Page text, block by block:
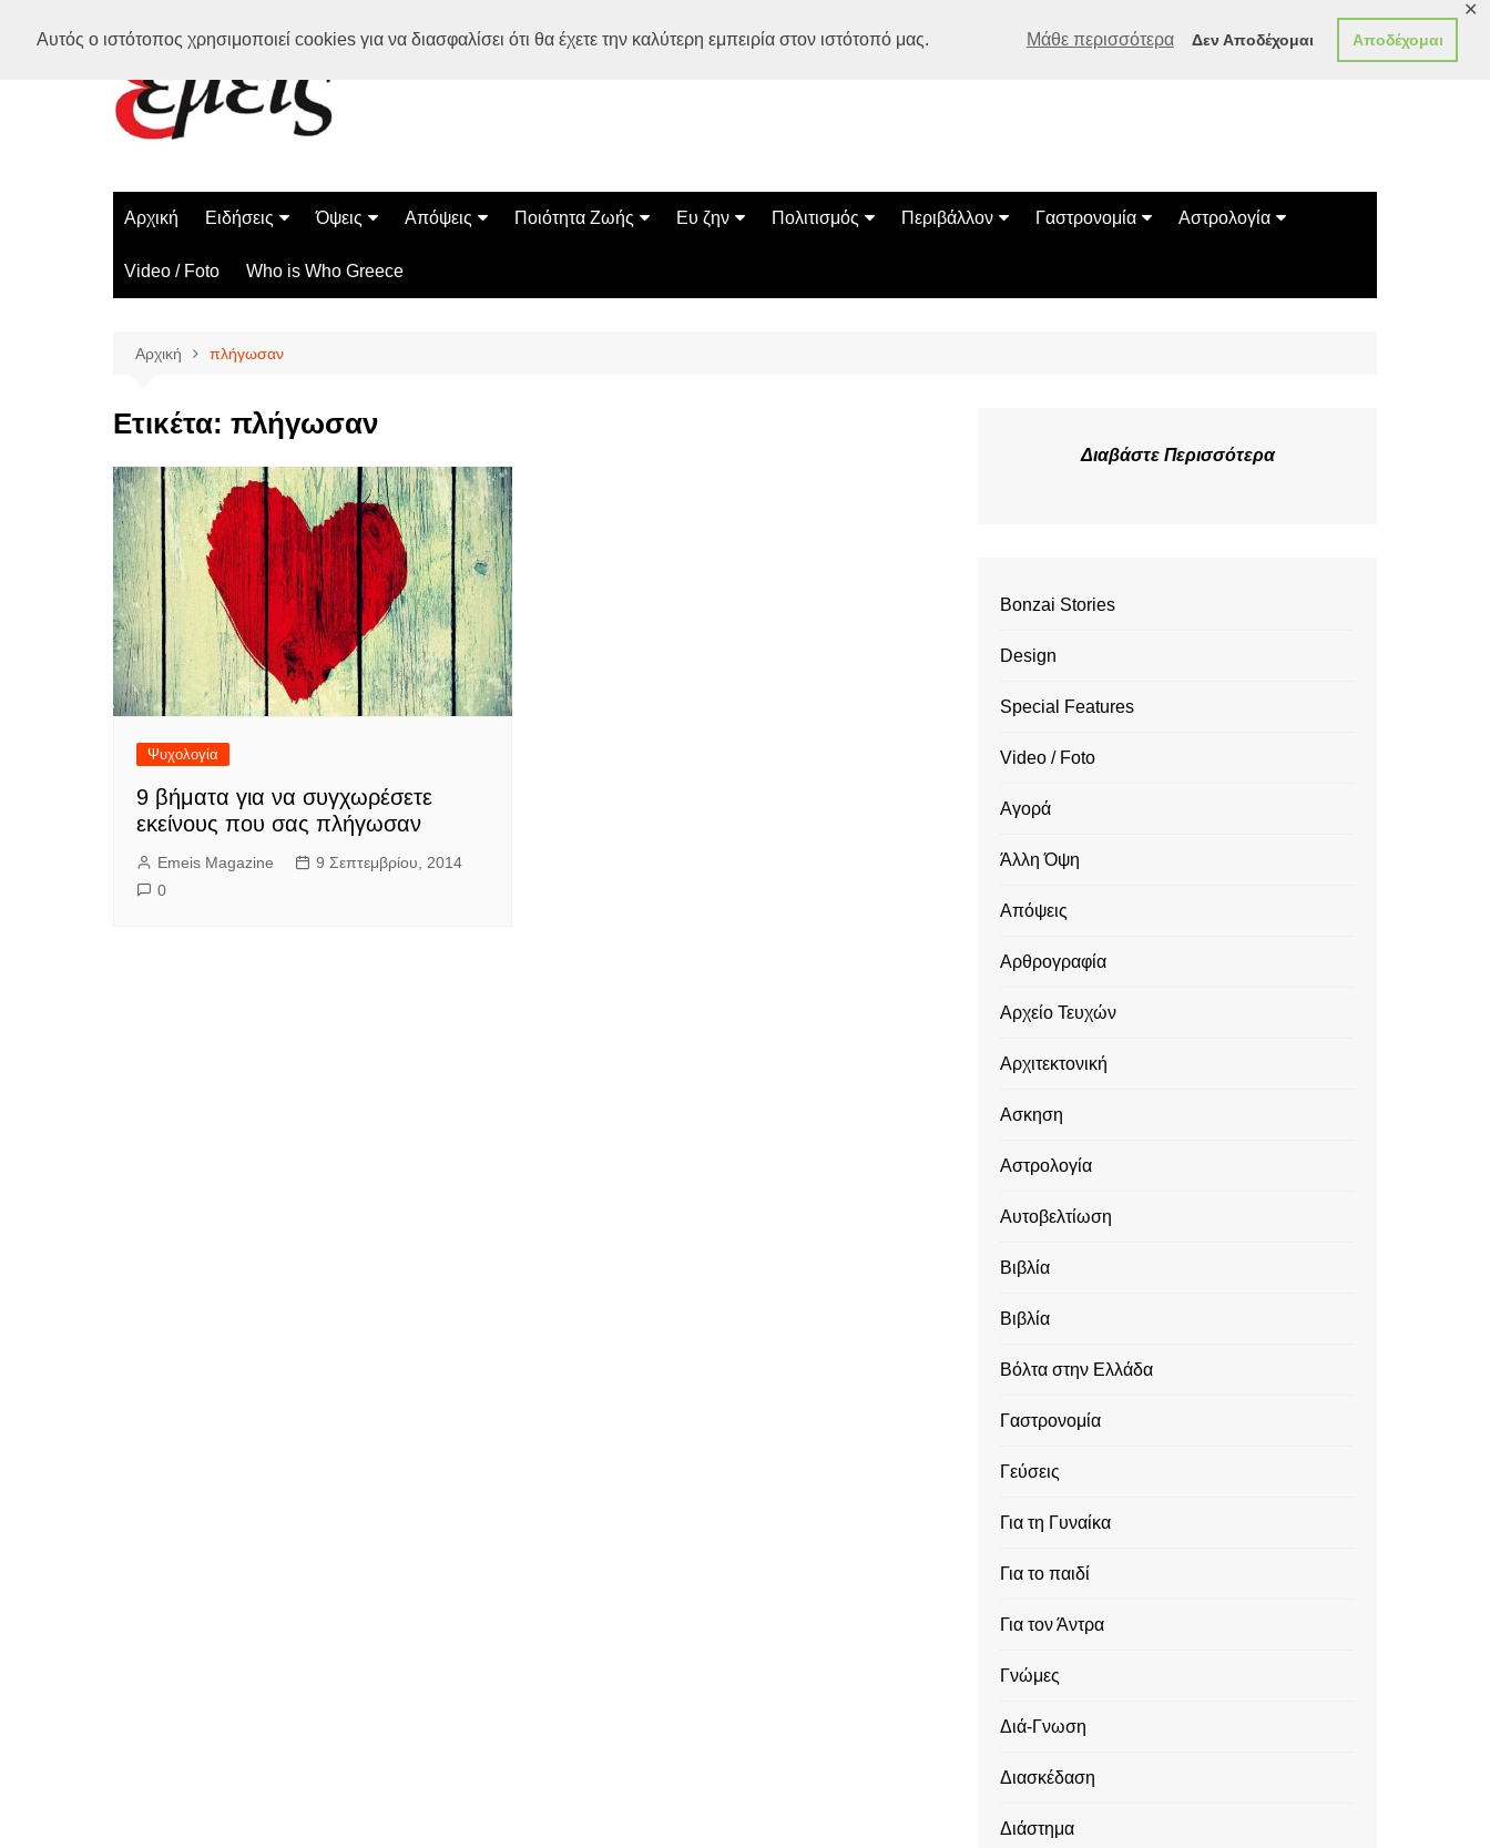
Αυτός ο ιστότοπος χρησιμοποιεί cookies για να διασφαλίσει ότι θα έχετε την καλύτερη εμπειρία στον ιστότοπό μας. Μάθε περισσότερα Δεν Αποδέχομαι Αποδέχομαι
✕
Αρχική Ειδήσεις
Ελλάδα
Διεθνή
Όψεις
Διάστημα
Επιστήμη
Απόψεις
Αρθρογραφία
Ποιότητα Ζωής
Ασκηση
Ευ ζην
Αυτοβελτίωση
Πολιτισμός
Εκδηλώσεις
Περιβάλλον
Οικολογία
Γαστρονομία
Συνταγές
Αστρολογία
Κινέζικο Ωροσκόπιο
Video / Foto Who is Who Greece
Αρχική πλήγωσαν
Ετικέτα: πλήγωσαν
Ψυχολογία
9 βήματα για να συγχωρέσετε
εκείνους που σας πλήγωσαν
Emeis Magazine
9 Σεπτεμβρίου, 2014
0
Διαβάστε Περισσότερα
Bonzai Stories
Design
Special Features
Video / Foto
Αγορά
Άλλη Όψη
Απόψεις
Αρθρογραφία
Αρχείο Τευχών
Αρχιτεκτονική
Ασκηση
Αστρολογία
Αυτοβελτίωση
Βιβλία
Βιβλία
Βόλτα στην Ελλάδα
Γαστρονομία
Γεύσεις
Για τη Γυναίκα
Για το παιδί
Για τον Άντρα
Γνώμες
Διά-Γνωση
Διασκέδαση
Διάστημα